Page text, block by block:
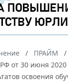
ПРАЙМ
от 30 июня
освоения